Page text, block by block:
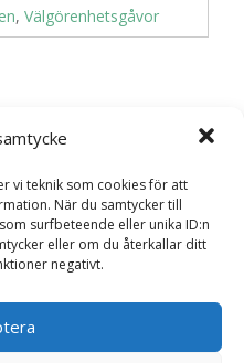
vi teknik som cookies för att
När du samtycker till
surfbeteende eller unika ID:n
eller om du återkallar ditt
negativt.
, Välgörenhetsgåvor